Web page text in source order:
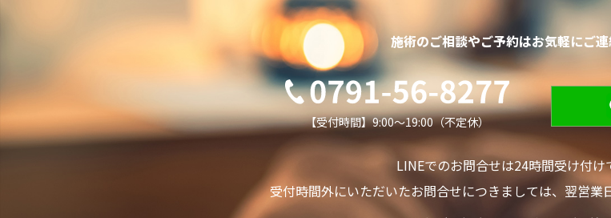
施術のご相談やご予約はお気軽にご連
【受付時間】9:00～19:00（不定休）
LINEでのお問合せは24時間受け付け
受付時間外にいただいたお問合せにつきましては、 翌営業